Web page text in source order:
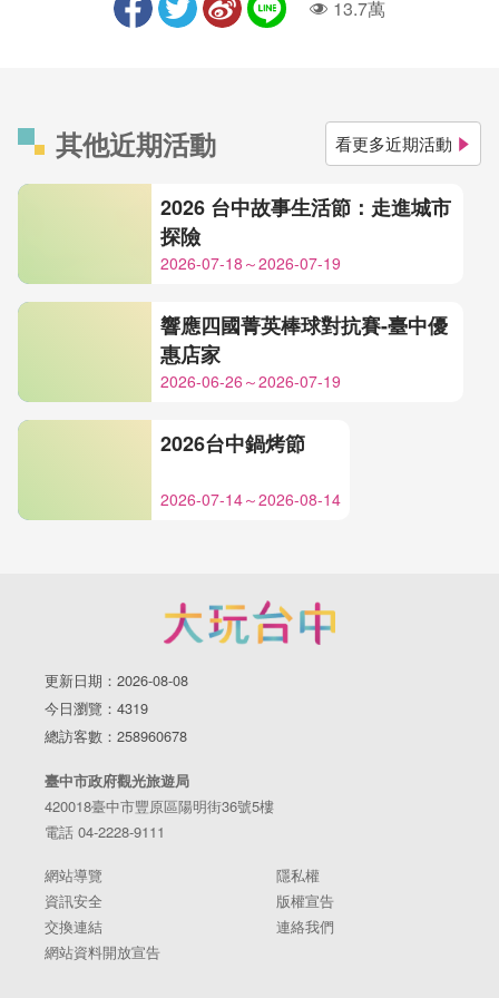
人氣13.7萬
其他近期活動 看更多近期活動
2026 台中故事生活節：走進城市
探險
2026-07-18～2026-07-19
響應四國菁英棒球對抗賽-臺中優
惠店家
2026-06-26～2026-07-19
2026台中鍋烤節
2026-07-14～2026-08-14
更新日期：2026-08-08
今日瀏覽：4319
總訪客數：258960678
臺中市政府觀光旅遊局
420018臺中市豐原區陽明街36號5樓
電話 04-2228-9111
網站導覽
隱私權
資訊安全
版權宣告
交換連結
連絡我們
網站資料開放宣告